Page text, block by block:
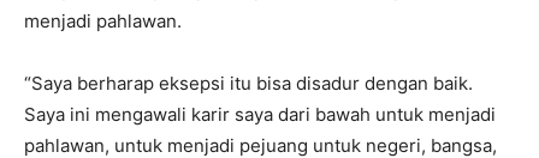
menjadi pahlawan.
“Saya berharap eksepsi itu bisa disadur dengan baik.
Saya ini mengawali karir saya dari bawah untuk menjadi
pahlawan, untuk menjadi pejuang untuk negeri, bangsa,